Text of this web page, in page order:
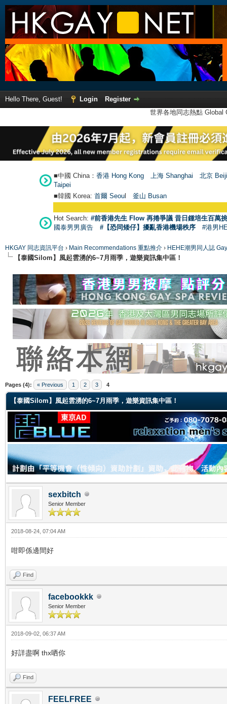
Hello There, Guest! Login
Register
世界各地同志熱點
■中國 China： 香港 Hong Kong 上海 Shanghai
北京
Taipei
■韓國 Korea: 首爾 Seoul 釜山 Busan
Hot Search: #前香港先生 Flow 再捲爭議 昔日鍾培生百萬
國泰男男廣告
#【恐同矮仔】擾亂香港機場秩序 #港男
HKGAY 同志資訊平台 › Main Recommendations 重點推介 › HEHE潮男同人誌
【泰國Silom】風起雲湧的6~7月雨季，遊樂資訊集中區！
Pages (4): « Previous 1 2 3 4
【泰國Silom】風起雲湧的6~7月雨季，遊樂資訊集中區！
sexbitch
Senior Member
2018-08-24, 07:04 AM
咁即係邊間好
Find
facebookkk
Senior Member
2018-09-02, 06:37 AM
好詳盡啊 thx哂你
Find
FEELFREE